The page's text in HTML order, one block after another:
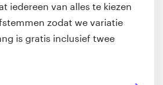
iedereen van alles te kiezen
zodat we variatie
is gratis inclusief twee